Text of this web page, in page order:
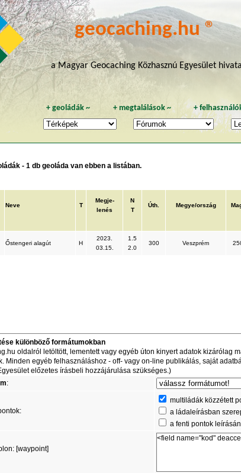
geocaching.hu ®
a Magyar Geocaching Közhasznú Egyesület
+geoládák ~ + megtalálások~ +
- 1 db geoláda van ebben a listában.
Neve T
Megje-
lenés
N
T
Úth. Megye/ország
Őstengeri alagút H
2023.
03.15.
1.5
2.0
300 Veszprém
különböző formátumokban
oldalról letöltött, lementett vagy egyéb úton kinyert adatok
Minden egyéb felhasználáshoz - off- vagy on-line publikálás, saját
előzetes írásbeli hozzájárulása szükséges.)
:
multiládák közzétett
a ládaleírásban
a fenti pontok
[waypoint]